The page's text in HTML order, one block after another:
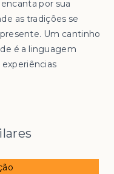
por sua
as tradições se
Um cantinho
é a linguagem